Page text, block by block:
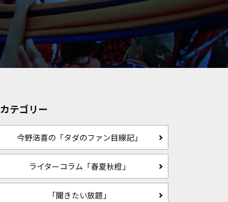
カテゴリー
今野浩喜の「タダのファン目線記」
ライターコラム「春夏秋橙」
「聞きたい放題」